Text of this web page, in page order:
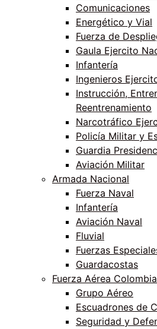
Comunicaciones
Energético y Vial
Fuerza de
Gaula Ejercito
Infantería
Ingenieros
Instrucción,
Reentrenamiento
Narcotráfico
Policía Militar y
Guardia
Aviación Militar
Armada Nacional
Fuerza Naval
Infantería
Aviación Naval
Fluvial
Fuerzas
Guardacostas
Fuerza Aérea
Grupo Aéreo
Escuadrones de
Seguridad y